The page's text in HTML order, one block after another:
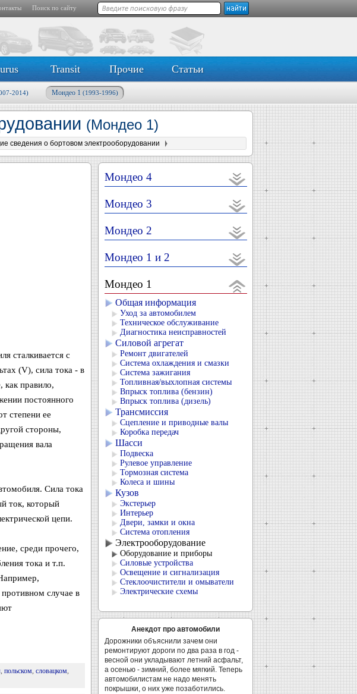
Поиск по сайту
Transit Прочие Статьи
2014) Мондео 1 (1993-1996)
(Мондео 1)
сведения о бортовом электрооборудовании
сталкивается с
(V), сила тока - в
правило,
постоянного
степени ее
стороны,
вала
Сила тока
ток, который
цепи.
среди прочего,
тока и т.п.
случае в
, польском, словацком,
Мондео 4
Мондео 3
Мондео 2
Мондео 1 и 2
Мондео 1
Общая информация
Уход за автомобилем
Техническое обслуживание
Диагностика неисправностей
Силовой агрегат
Ремонт двигателей
Система охлаждения и смазки
Система зажигания
Топливная/выхлопная системы
Впрыск топлива (бензин)
Впрыск топлива (дизель)
Трансмиссия
Сцепление и приводные валы
Коробка передач
Шасси
Подвеска
Рулевое управление
Тормозная система
Колеса и шины
Кузов
Экстерьер
Интерьер
Двери, замки и окна
Система отопления
Электрооборудование
Оборудование и приборы
Силовые устройства
Освещение и сигнализация
Стеклоочистители и омыватели
Электрические схемы
Анекдот про автомобили
Дорожники объяснили зачем они
ремонтируют дороги по два раза в год -
весной они укладывают летний асфальт,
а осенью - зимний, более мягкий. Теперь
автомобилистам не надо менять
покрышки, о них уже позаботились.